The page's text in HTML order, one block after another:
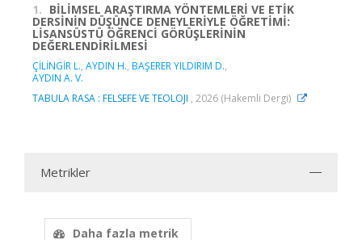
1. BİLİMSEL ARAŞTIRMA YÖNTEMLERİ VE ETİK
DERSİNİN DÜŞÜNCE DENEYLERİYLE ÖĞRETİMİ:
LİSANSÜSTÜ ÖĞRENCİ GÖRÜŞLERİNİN
DEĞERLENDİRİLMESİ
ÇİLİNGİR L., AYDIN H., BAŞERER YILDIRIM D.,
AYDIN A. V.
TABULA RASA : FELSEFE VE TEOLOJI , 2026 (Hakemli Dergi)
Metrikler
Daha fazla metrik